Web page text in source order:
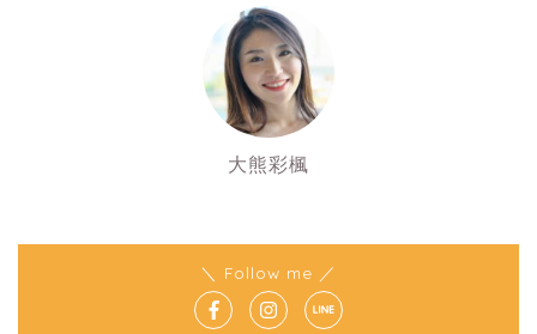
大熊彩楓
＼ Follow me ／